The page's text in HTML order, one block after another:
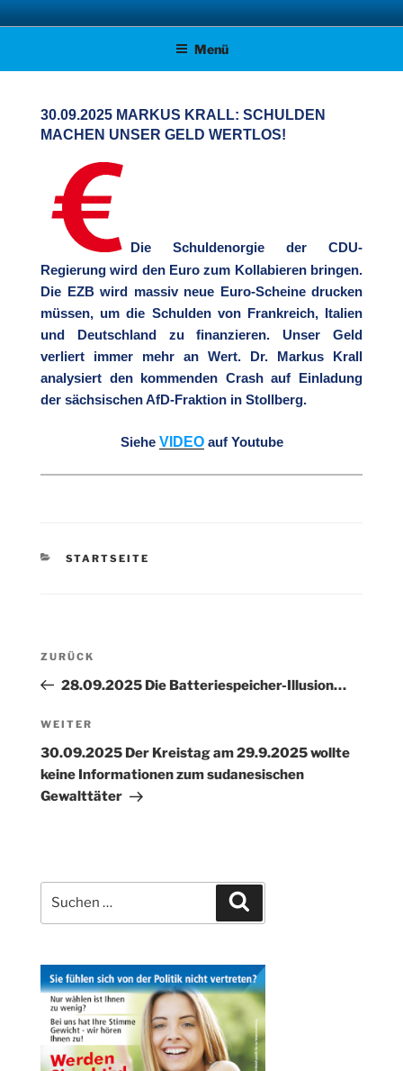
Zum
Inhalt AFD KREISVERBAND STADE
Menü
30.09.2025 MARKUS KRALL: SCHULDEN
MACHEN UNSER GELD WERTLOS!
Die Schuldenorgie der CDU-
Regierung wird den Euro zum Kollabieren bringen.
Die EZB wird massiv neue Euro-Scheine drucken
müssen, um die Schulden von Frankreich, Italien
und Deutschland zu finanzieren. Unser Geld
verliert immer mehr an Wert. Dr. Markus Krall
analysiert den kommenden Crash auf Einladung
der sächsischen AfD-Fraktion in Stollberg.
Siehe VIDEOauf Youtube
KATEGORIEN
STARTSEITE
Beitragsnavigation
Vorheriger
Beitrag
ZURÜCK
28.09.2025 Die Batteriespeicher-Illusion…
Nächster
Beitrag
WEITER
30.09.2025 Der Kreistag am 29.9.2025 wollte
keine Informationen zum sudanesischen
Gewalttäter
nach: